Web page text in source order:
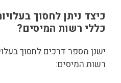
כיצד ניתן לחסוך
כללי רשות המיסים?
ישנן מספר דרכים לחסוך
רשות המיסים: